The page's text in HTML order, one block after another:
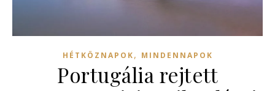
HÉTKÖZNAPOK, MINDENNAPOK
Portugália rejtett